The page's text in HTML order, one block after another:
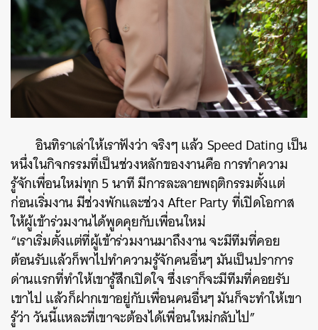
อินทิราเล่าให้เราฟังว่า จริงๆ แล้ว Speed Dating เป็น
หนึ่งในกิจกรรมที่เป็นช่วงหลักของงานคือ การทำความ
รู้จักเพื่อนใหม่ทุก 5 นาที มีการละลายพฤติกรรมตั้งแต่
ก่อนเริ่มงาน มีช่วงพักและช่วง After Party ที่เปิดโอกาส
ให้ผู้เข้าร่วมงานได้พูดคุยกับเพื่อนใหม่
“เราเริ่มตั้งแต่ที่ผู้เข้าร่วมงานมาถึงงาน จะมีทีมที่คอย
ต้อนรับแล้วก็พาไปทำความรู้จักคนอื่นๆ มันเป็นปราการ
ด่านแรกที่ทำให้เขารู้สึกเปิดใจ ซึ่งเราก็จะมีทีมที่คอยรับ
เขาไป แล้วก็ฝากเขาอยู่กับเพื่อนคนอื่นๆ มันก็จะทำให้เขา
รู้ว่า วันนี้แหละที่เขาจะต้องได้เพื่อนใหม่กลับไป”